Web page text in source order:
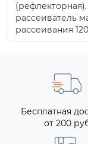
рассеиватель
рассеивания
Бесплатная
от 200